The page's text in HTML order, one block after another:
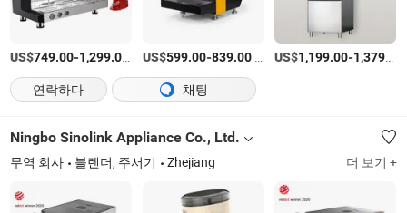
US$749.00-1,299.00 /상품
US$599.00-839.00/상품 US$1,199.00-1,379.00
연락하다
채팅
Ningbo Sinolink Appliance Co., Ltd.
무역 회사 블렌더, 주서기 Zhejiang 더 보기 +